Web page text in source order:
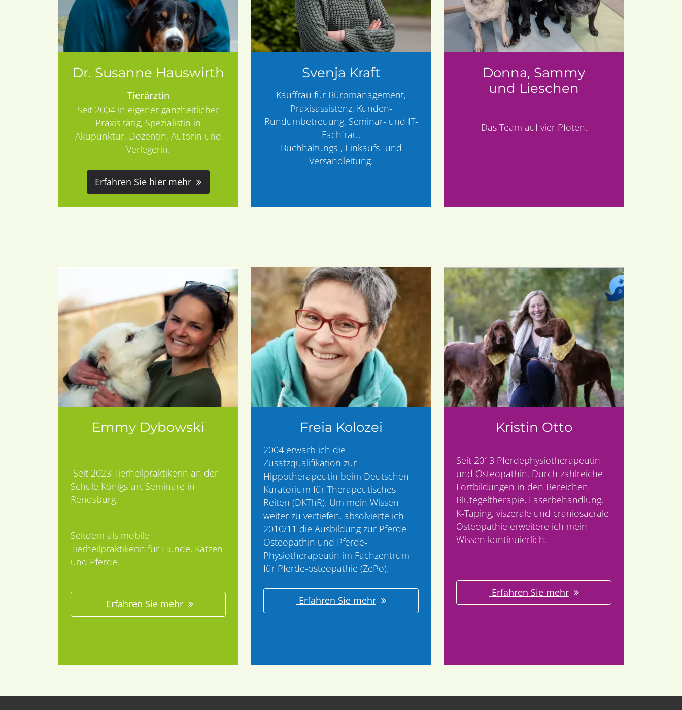
Dr. Susanne Hauswirth
Tierärztin
Seit 2004 in eigener ganzheitlicher
Praxis tätig, Spezialistin in
Akupunktur, Dozentin, Autorin und
Verlegerin.
Erfahren Sie hier mehr
Svenja Kraft
Kauffrau für Büromanagement,
Praxisassistenz, Kunden-
Rundumbetreuung, Seminar- und IT-
Fachfrau,
Buchhaltungs-, Einkaufs- und
Versandleitung.
Donna, Sammy
und Lieschen
Das Team auf vier Pfoten.
Emmy Dybowski
Seit 2023 Tierheilpraktikerin an der
Schule Königsfurt Seminare in
Rendsburg.
Seitdem als mobile
Tierheilpraktikerin für Hunde, Katzen
und Pferde.
Erfahren Sie mehr
Freia Kolozei
2004 erwarb ich die
Zusatzqualifikation zur
Hippotherapeutin beim Deutschen
Kuratorium für Therapeutisches
Reiten (DKThR). Um mein Wissen
weiter zu vertiefen, absolvierte ich
2010/11 die Ausbildung zur Pferde-
Osteopathin und Pferde-
Physiotherapeutin im Fachzentrum
für Pferde-osteopathie (ZePo).
Erfahren Sie mehr
Kristin Otto
Seit 2013 Pferdephysiotherapeutin
und Osteopathin. Durch zahlreiche
Fortbildungen in den Bereichen
Blutegeltherapie, Laserbehandlung,
K-Taping, viszerale und craniosacrale
Osteopathie erweitere ich mein
Wissen kontinuierlich.
Erfahren Sie mehr